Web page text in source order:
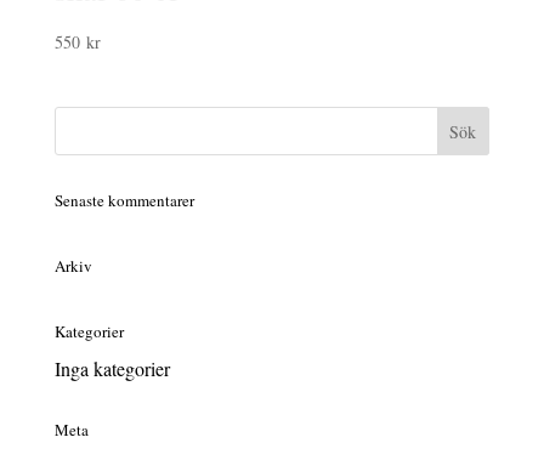
550 kr
Senaste kommentarer
Arkiv
Kategorier
Inga kategorier
Meta